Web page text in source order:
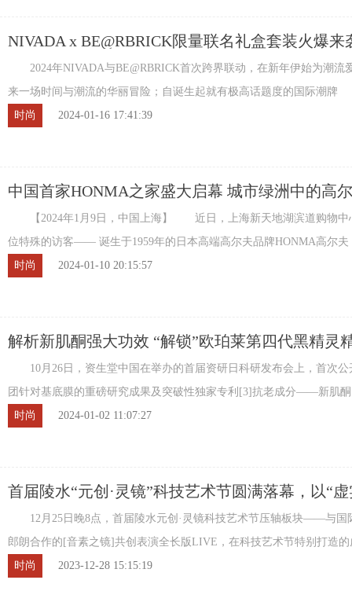
NIVADA x BE@RBRICK限量联名礼盒套装火爆来
2024年NIVADA与BE@RBRICK首次跨界联动，在新年伊始为潮流
来一场时间与潮流的华丽冒险；自诞生起就有极高话题度的国际潮牌
BE@RBRICK，与贯彻无惧无畏精神的潮流腕表品牌NIVADA尼维达 ...
时尚 2024-01-16 17:41:39
中国首家HONMA之家盛大启幕 城市绿洲中的高
【2024年1月9日，中国上海】 近日，上海新天地湖滨道购物中
位特殊的访客—— 诞生于1959年的日本高端高尔夫品牌HONMA高尔夫
家HONMA之家在此盛大开业。 HONMA之家的 ...
时尚 2024-01-10 20:15:57
解析新肌酮强大功效 “解锁”欧珀莱第四代黑精灵
10月26日，资生堂中国在举办的首届资研日科研发布会上，首次公
团针对基底膜的重磅研究成果及突破性独家专利[3]抗老成分——新肌
基底膜抗老全新里程碑。事实上，这并非 ...
时尚 2024-01-02 11:07:27
首届陵水“元创·灵镜”科技艺术节圆满落幕，以“
12月25日晚8点，首届陵水元创·灵镜科技艺术节压轴板块——与国
郎朗合作的[音素之镜]共创表演全长版LIVE，在科技艺术节特别打造
之镜独家线上发布。观众在陵之镜注册账号 ...
时尚 2023-12-28 15:15:19